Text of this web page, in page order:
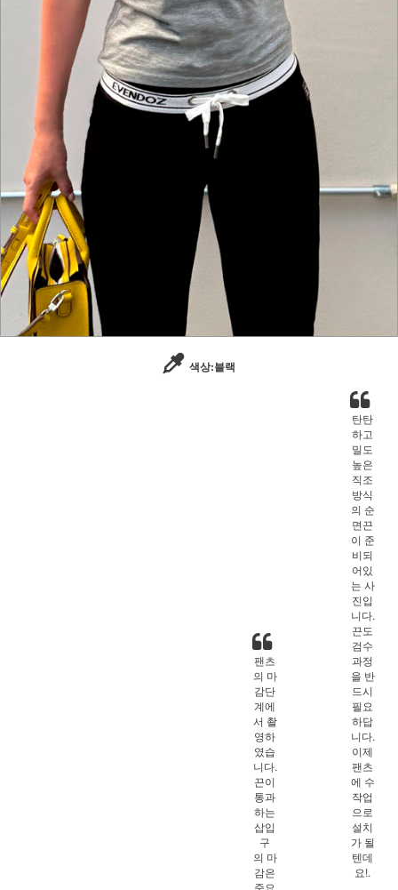
색상:블랙
팬츠
의 마
감단
계에
서 촬
영하
였습
니다.
끈이
통과
하는
삽입
구
의 마
감은
탄탄
하고
밀도
높은
직조
방식
의 순
면끈
이 준
비되
어있
는 사
진입
니다.
끈도
검수
과정
을 반
드시
필요
하답
니다.
이제
팬츠
에 수
작업
으로
설치
가 될
텐데
요!.